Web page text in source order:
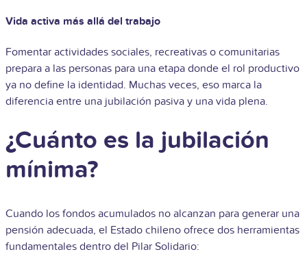
Vida activa más allá del trabajo
Fomentar actividades sociales, recreativas o comunitarias
prepara a las personas para una etapa donde el rol productivo
ya no define la identidad. Muchas veces, eso marca la
diferencia entre una jubilación pasiva y una vida plena.
¿Cuánto es la jubilación
mínima?
Cuando los fondos acumulados no alcanzan para generar una
pensión adecuada, el Estado chileno ofrece dos herramientas
fundamentales dentro del Pilar Solidario: